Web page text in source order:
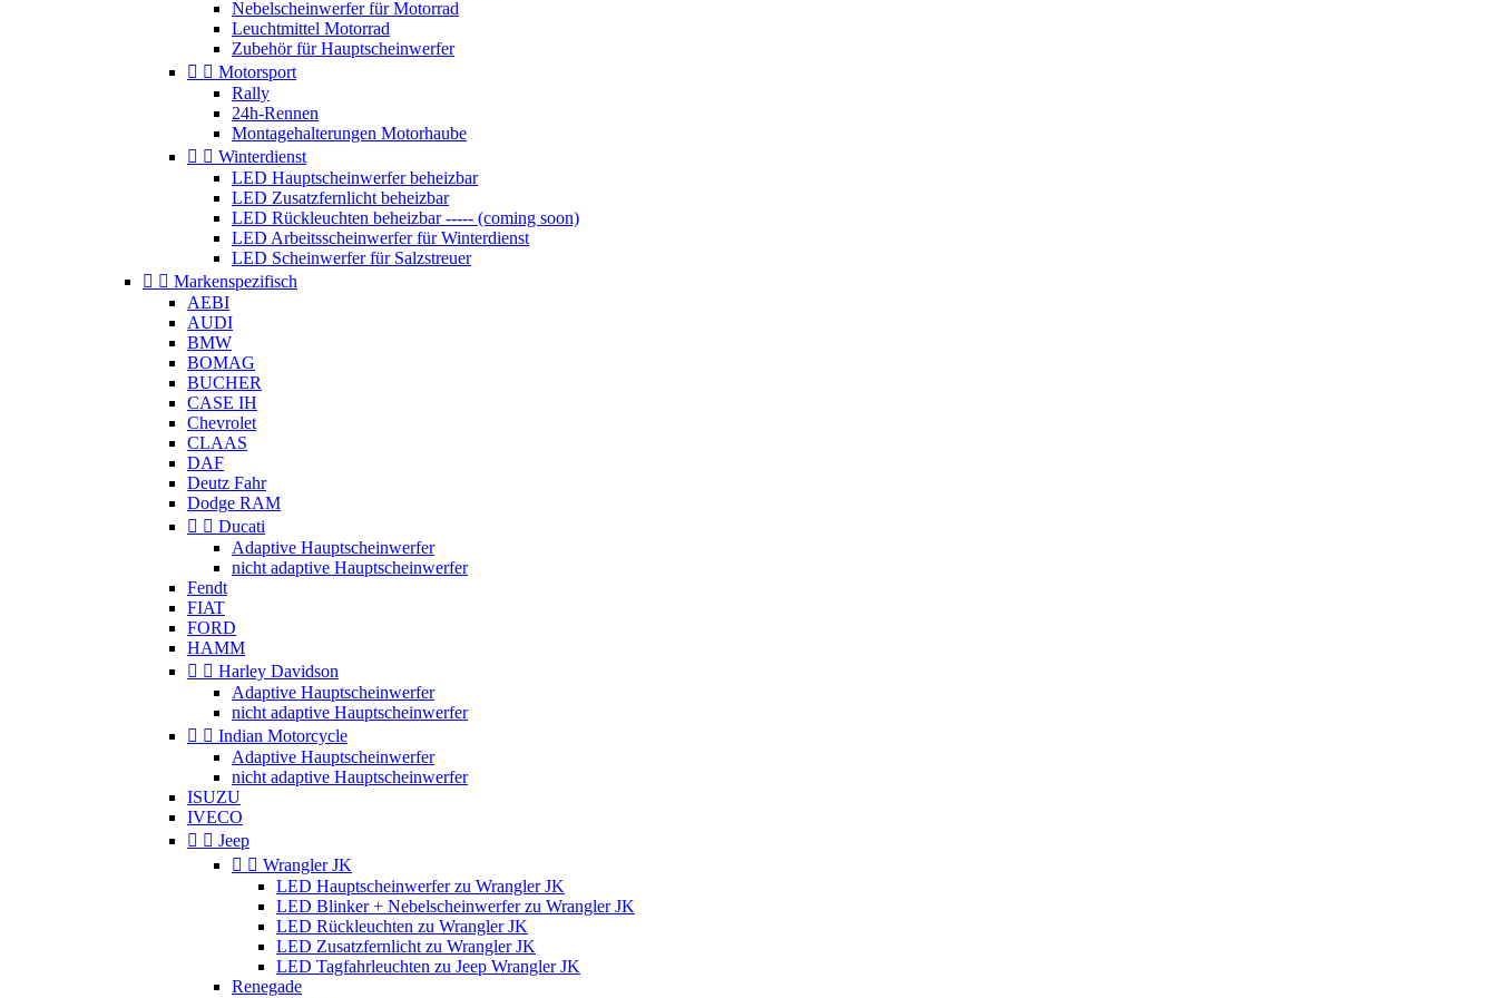
Nebelscheinwerfer für Motorrad
Leuchtmittel Motorrad
Zubehör für Hauptscheinwerfer
  Motorsport
Rally
24h-Rennen
Montagehalterungen Motorhaube
  Winterdienst
LED Hauptscheinwerfer beheizbar
LED Zusatzfernlicht beheizbar
LED Rückleuchten beheizbar ----- (coming soon)
LED Arbeitsscheinwerfer für Winterdienst
LED Scheinwerfer für Salzstreuer
  Markenspezifisch
AEBI
AUDI
BMW
BOMAG
BUCHER
CASE IH
Chevrolet
CLAAS
DAF
Deutz Fahr
Dodge RAM
  Ducati
Adaptive Hauptscheinwerfer
nicht adaptive Hauptscheinwerfer
Fendt
FIAT
FORD
HAMM
  Harley Davidson
Adaptive Hauptscheinwerfer
nicht adaptive Hauptscheinwerfer
  Indian Motorcycle
Adaptive Hauptscheinwerfer
nicht adaptive Hauptscheinwerfer
ISUZU
IVECO
  Jeep
  Wrangler JK
LED Hauptscheinwerfer zu Wrangler JK
LED Blinker + Nebelscheinwerfer zu Wrangler JK
LED Rückleuchten zu Wrangler JK
LED Zusatzfernlicht zu Wrangler JK
LED Tagfahrleuchten zu Jeep Wrangler JK
Renegade